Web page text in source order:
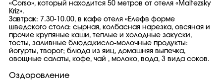
«Corso», который находится 50 метров от отеля «Maltezsky
Kriz».
Завтрак: 7.30-10.00, в кафе отеля «Елефв форме
шведского стола: сырная, колбасная нарезка, овсяная и
прочие крупяные каши, теплые и холодные закуски,
тосты, заливные блюда,кисло-молочные продукты:
йогурты, творог; блюда из яиц, домашняя выпечка,
овощные салаты, кофе, чай , молоко, вода, 3 вида соков.
Оздоровление